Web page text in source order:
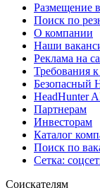
Размещение
Поиск по
О компании
Наши
Реклама на
Требования
Безопасный
HeadHunter
Партнерам
Инвесторам
Каталог
Поиск по
Сетка:
Соискателям